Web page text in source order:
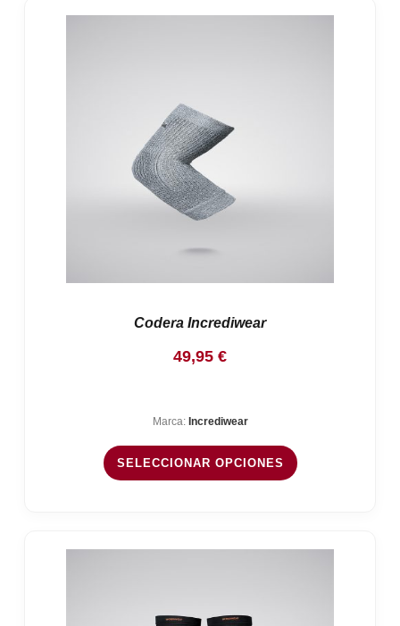
Codera Incrediwear
49,95 €
Marca: Incrediwear
SELECCIONAR OPCIONES